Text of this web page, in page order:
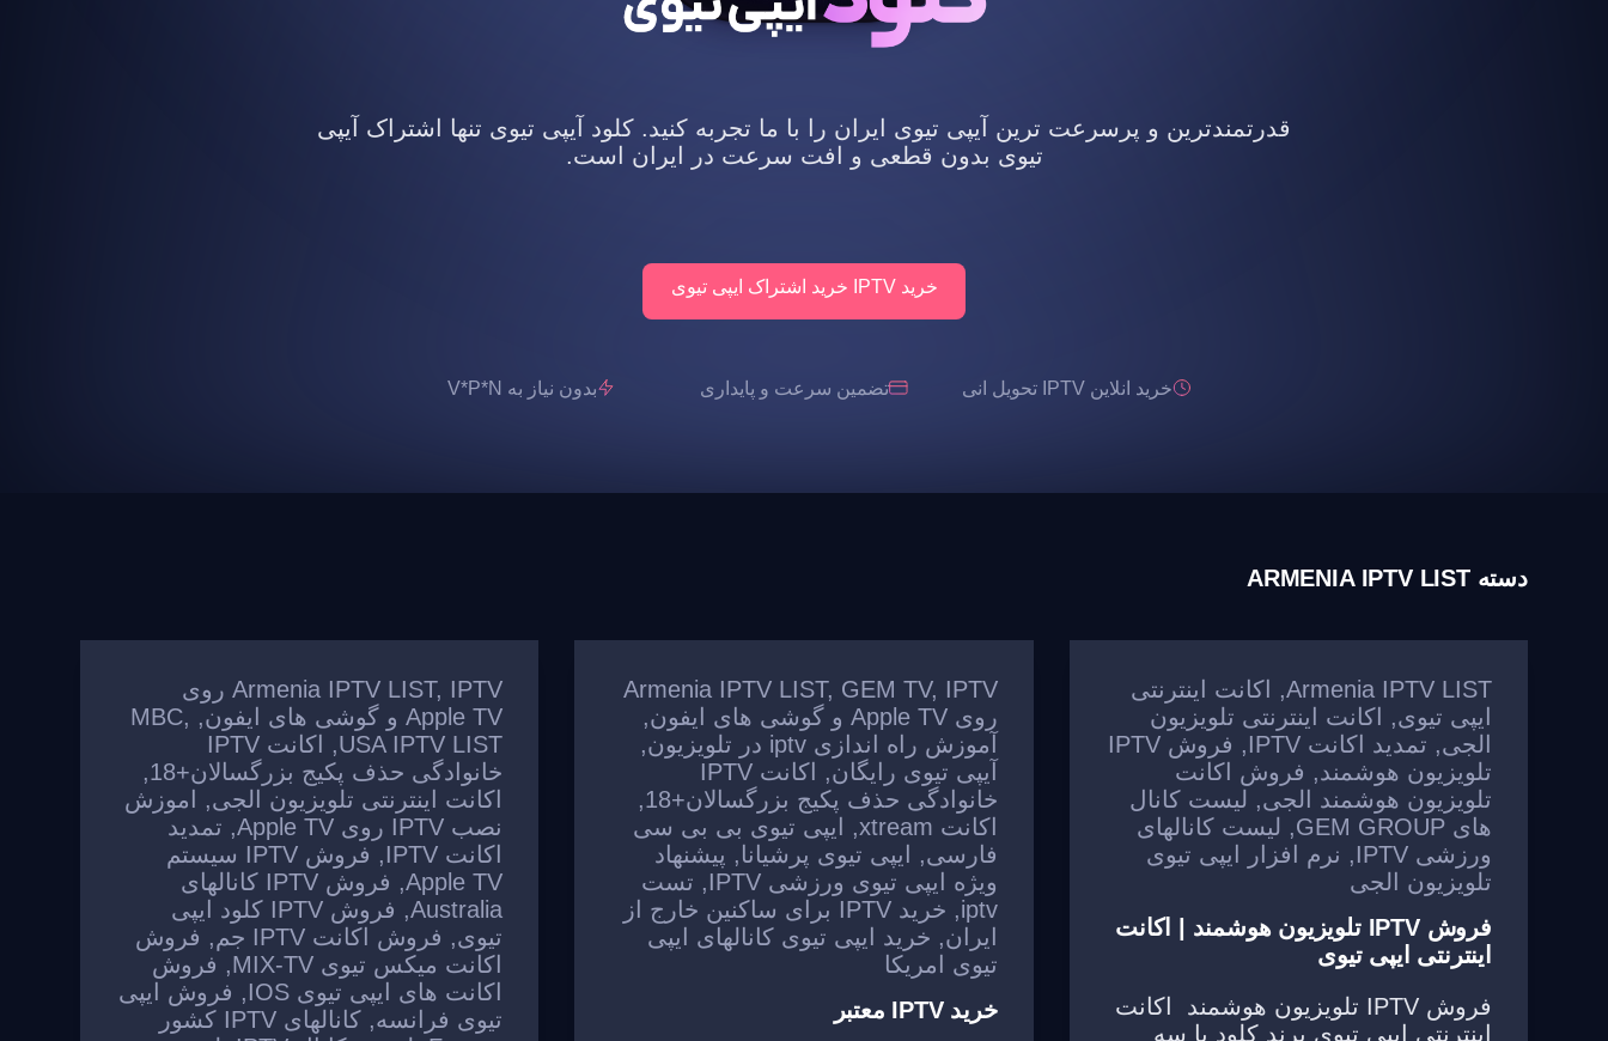
قدرتمندترین و پرسرعت ترین آیپی تیوی ایران را با ما تجربه کنید. کلود آیپی تیوی تنها اشتراک آیپی
تیوی بدون قطعی و افت سرعت در ایران است.
خرید IPTV خرید اشتراک ایپی تیوی
خرید انلاین IPTV تحویل انی تضمین سرعت و پایداری بدون نیاز به V*P*N
دسته ARMENIA IPTV LIST
Armenia IPTV LIST
,
اکانت اینترنتی
ایپی تیوی,
اکانت اینترنتی تلویزیون
الجی, تمدید اکانت IPTV ,
فروش IPTV
تلویزیون هوشمند, فروش اکانت
تلویزیون هوشمند الجی, لیست کانال
های GEM GROUP
, لیست کانالهای
ورزشی IPTV
, نرم افزار ایپی تیوی
تلویزیون الجی
فروش IPTV تلویزیون هوشمند | اکانت
اینترنتی ایپی تیوی
فروش IPTV تلویزیون هوشمند اکانت
اینترنتی ایپی تیوی برند کلود با سه
Armenia IPTV LIST, GEM TV, IPTV
روی Apple TV و گوشی های ایفون
,
آموزش راه اندازی iptv در تلویزیون
,
آیپی تیوی رایگان,
اکانت IPTV
خانوادگی حذف پکیج بزرگسالان+18
,
اکانت xtream
,
ایپی تیوی بی بی سی
فارسی, ایپی تیوی پرشیانا, پیشنهاد
ویژه ایپی تیوی ورزشی IPTV
, تست
iptv
,
خرید IPTV برای ساکنین خارج از
ایران, خرید ایپی تیوی کانالهای ایپی
تیوی امریکا
خرید IPTV معتبر
Armenia IPTV LIST,
IPTV روی
Apple TV و گوشی های ایفون
,
MBC,
USA IPTV LIST
,
اکانت IPTV
خانوادگی حذف پکیج بزرگسالان+18
,
اکانت اینترنتی تلویزیون الجی,
اموزش
نصب IPTV روی Apple TV
, تمدید
اکانت IPTV
,
فروش IPTV سیستم
Apple TV
,
فروش IPTV کانالهای
Australia
,
فروش IPTV کلود ایپی
تیوی, فروش اکانت IPTV جم , فروش
اکانت میکس تیوی MIX-TV
, فروش
اکانت های ایپی تیوی IOS
, فروش ایپی
تیوی فرانسه,
کانالهای IPTV کشور